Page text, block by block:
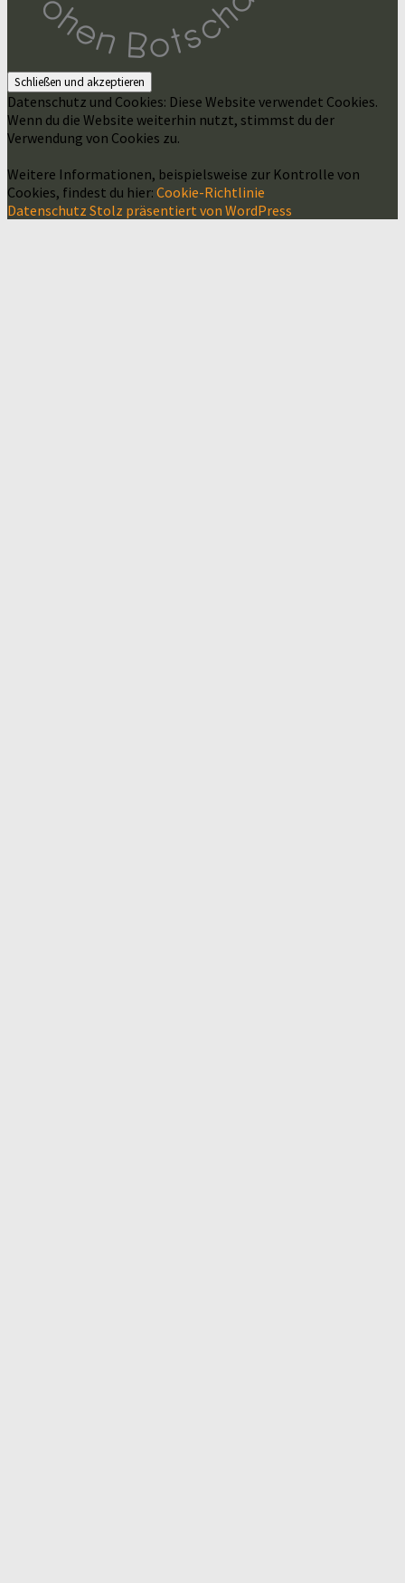
Datenschutz und Cookies: Diese Website verwendet Cookies.
Wenn du die Website weiterhin nutzt, stimmst du der
Verwendung von Cookies zu.
Weitere Informationen, beispielsweise zur Kontrolle von
Cookies, findest du hier: Cookie-Richtlinie
Datenschutz Stolz präsentiert von WordPress